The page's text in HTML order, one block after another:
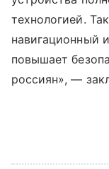
технологией.
навигационный
повышает
россиян», —